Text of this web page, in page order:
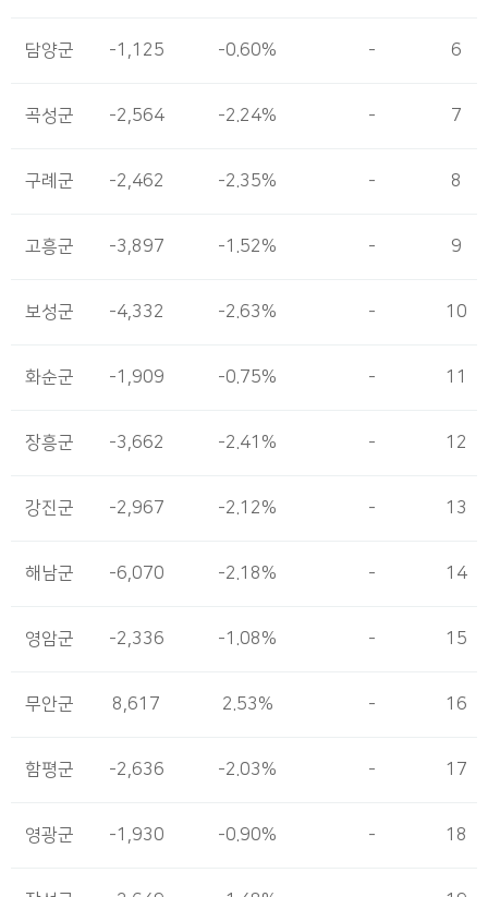
담양군 -1,125 -0.60% - 6
곡성군 -2,564 -2.24% - 7
구례군 -2,462 -2.35% - 8
고흥군 -3,897 -1.52% - 9
보성군 -4,332 -2.63% - 10
화순군 -1,909 -0.75% - 11
장흥군 -3,662 -2.41% - 12
강진군 -2,967 -2.12% - 13
해남군 -6,070 -2.18% - 14
영암군 -2,336 -1.08% - 15
무안군 8,617 2.53% - 16
함평군 -2,636 -2.03% - 17
영광군 -1,930 -0.90% - 18